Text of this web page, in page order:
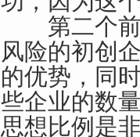
第二个前
风险的初创
的优势，同
些企业的数
思想比例是